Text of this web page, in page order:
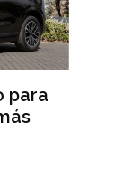
para